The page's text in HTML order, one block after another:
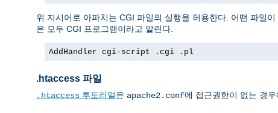
위 지시어로 아파치는 CGI 파일의 실행을 허용한다. 어떤 파일
은 모두 CGI 프로그램이라고 알린다.
AddHandler cgi-script .cgi .pl
.htaccess 파일
.htaccess 투토리얼은 apache2.conf에 접근권한이 없는 경